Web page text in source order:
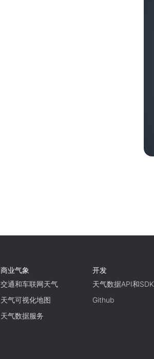
商业气象
交通和车联网天气
天气可视化地图
天气数据服务
开发
天气数据API和SDK
Github